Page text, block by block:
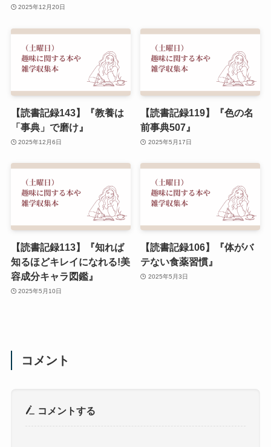
2025年12月20日
【読書記録143】『教養は
「事典」で磨け』
2025年12月6日
【読書記録119】『色の名
前事典507』
2025年5月17日
【読書記録113】『知れば
知るほどキレイになれる!美
容成分キャラ図鑑』
2025年5月10日
【読書記録106】『体がバ
テない食薬習慣』
2025年5月3日
コメント
コメントする